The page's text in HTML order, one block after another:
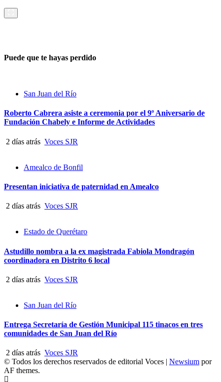
Puede que te hayas perdido
San Juan del Río
Roberto Cabrera asiste a ceremonia por el 9º Aniversario de
Fundación Chabely e Informe de Actividades
2 días atrás Voces SJR
Amealco de Bonfil
Presentan iniciativa de paternidad en Amealco
2 días atrás Voces SJR
Estado de Querétaro
Astudillo nombra a la ex magistrada Fabiola Mondragón
coordinadora en Distrito 6 local
2 días atrás Voces SJR
San Juan del Río
Entrega Secretaría de Gestión Municipal 115 tinacos en tres
comunidades de San Juan del Río
2 días atrás Voces SJR
© Todos los derechos reservados de editorial Voces | Newsium por
AF themes.